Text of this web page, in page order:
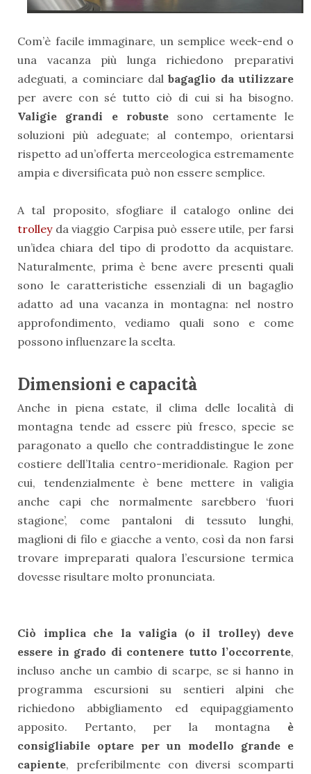
Com’è facile immaginare, un semplice week-end o
una vacanza più lunga richiedono preparativi
adeguati, a cominciare dalbagaglio da utilizzare
per avere con sé tutto ciò di cui si ha bisogno.
Valigie grandi e robuste sono certamente le
soluzioni più adeguate; al contempo, orientarsi
rispetto ad un’offerta merceologica estremamente
ampia e diversificata può non essere semplice.
A tal proposito, sfogliare il catalogo online dei
trolleyda viaggio Carpisa può essere utile, per farsi
un’idea chiara del tipo di prodotto da acquistare.
Naturalmente, prima è bene avere presenti quali
sono le caratteristiche essenziali di un bagaglio
adatto ad una vacanza in montagna: nel nostro
approfondimento, vediamo quali sono e come
possono influenzare la scelta.
Dimensioni e capacità
Anche in piena estate, il clima delle località di
montagna tende ad essere più fresco, specie se
paragonato a quello che contraddistingue le zone
costiere dell’Italia centro-meridionale. Ragion per
cui, tendenzialmente è bene mettere in valigia
anche capi che normalmente sarebbero ‘fuori
stagione’, come pantaloni di tessuto lunghi,
maglioni di filo e giacche a vento, così da non farsi
trovare impreparati qualora l’escursione termica
dovesse risultare molto pronunciata.
Ciò implica che la valigia (o il trolley) deve
essere in grado di contenere tutto l’occorrente,
incluso anche un cambio di scarpe, se si hanno in
programma escursioni su sentieri alpini che
richiedono abbigliamento ed equipaggiamento
apposito. Pertanto, per la montagna è
consigliabile optare per un modello grande e
capiente, preferibilmente con diversi scomparti